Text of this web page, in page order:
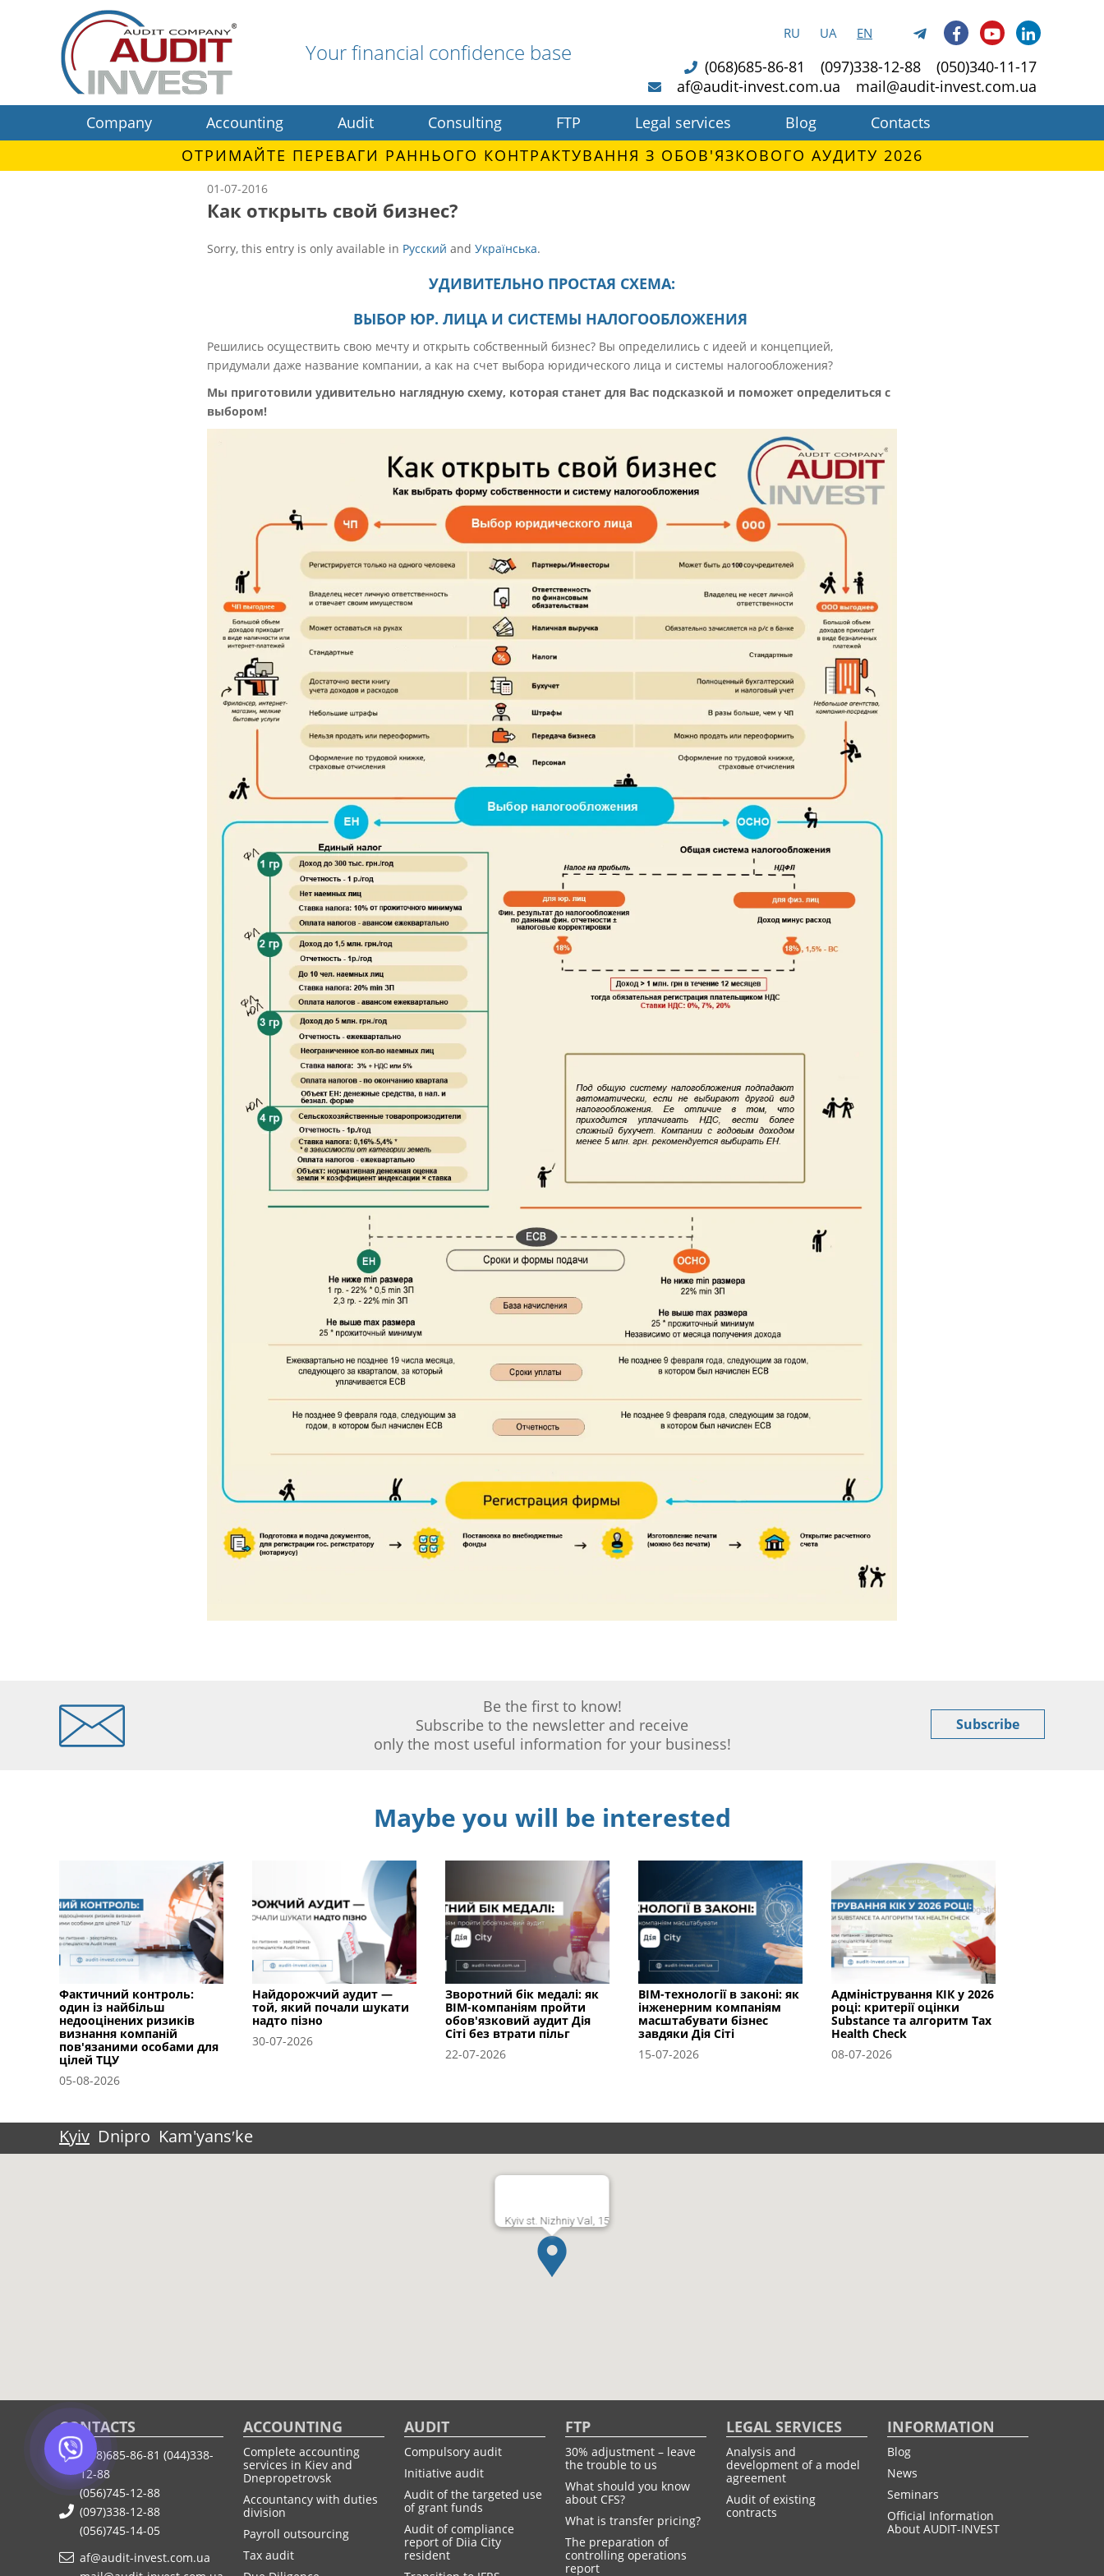
Your financial confidence base
RU UA EN
(068)685-86-81 (097)338-12-88
(050)340-11-17
af@audit-invest.com.ua
mail@audit-invest.com.ua
Company
Accounting Audit Consulting FTP Legal services Blog
Contacts
ОТРИМАЙТЕ ПЕРЕВАГИ РАННЬОГО КОНТРАКТУВАННЯ З ОБОВ'ЯЗКОВОГО АУДИТУ 2026
01-07-2016
Как открыть свой бизнес?
Sorry, this entry is only available in Русский and Українська.
УДИВИТЕЛЬНО ПРОСТАЯ СХЕМА:
ВЫБОР ЮР. ЛИЦА И СИСТЕМЫ НАЛОГООБЛОЖЕНИЯ
Решились осуществить свою мечту и открыть собственный бизнес? Вы определились с идеей и концепцией,
придумали даже название компании, а как на счет выбора юридического лица и системы налогообложения?
Мы приготовили удивительно наглядную схему, которая станет для Вас подсказкой и поможет определиться с
выбором!
Be the first to know!
Subscribe to the newsletter and receive
only the most useful information for your business!
Subscribe
Maybe you will be interested
Фактичний контроль:
один із найбільш
недооцінених ризиків
визнання компаній
пов'язаними особами для
цілей ТЦУ
05-08-2026
Найдорожчий аудит —
той, який почали шукати
надто пізно
30-07-2026
Зворотний бік медалі: як
BIM-компаніям пройти
обов'язковий аудит Дія
Сіті без втрати пільг
22-07-2026
BIM-технології в законі: як
інженерним компаніям
масштабувати бізнес
завдяки Дія Сіті
15-07-2026
Адміністрування КІК у 2026
році: критерії оцінки
Substance та алгоритм Tax
Health Check
08-07-2026
Kyiv Dnipro Kam'yansʹke
Kyiv st. Nizhniy Val, 15
CONTACTS
(068)685-86-81 (044)338-
12-88
(056)745-12-88
(097)338-12-88
(056)745-14-05
af@audit-invest.com.ua
ACCOUNTING
Complete accounting
services in Kiev and
Dnepropetrovsk
Accountancy with duties
division
Payroll outsourcing
Tax audit
AUDIT
Compulsory audit
Initiative audit
Audit of the targeted use
of grant funds
Audit of compliance
report of Diia City
resident
FTP
30% adjustment – leave
the trouble to us
What should you know
about CFS?
What is transfer pricing?
The preparation of
controlling operations
report
LEGAL SERVICES
Analysis and
development of a model
agreement
Audit of existing
contracts
INFORMATION
Blog
News
Seminars
Official Information
About AUDIT-INVEST